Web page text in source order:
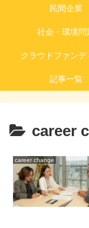
民間企業
社会・環境問
クラウドファンデ
記事一覧
career
career change